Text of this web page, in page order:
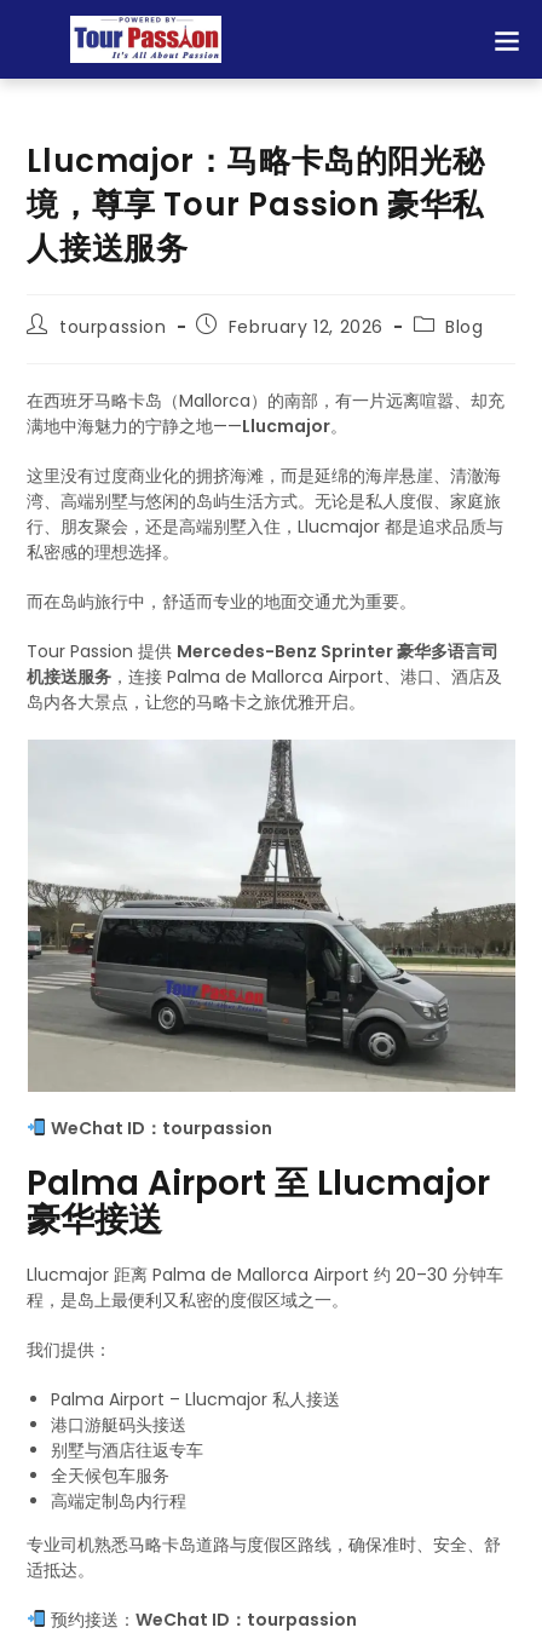
Llucmajor：马略卡岛的阳光秘
境，尊享 Tour Passion 豪华私
人接送服务
tourpassion February 12, 2026 Blog
在西班牙马略卡岛（Mallorca）的南部，有一片远离喧嚣、却充
满地中海魅力的宁静之地——Llucmajor。
这里没有过度商业化的拥挤海滩，而是延绵的海岸悬崖、清澈海
湾、高端别墅与悠闲的岛屿生活方式。无论是私人度假、家庭旅
行、朋友聚会，还是高端别墅入住，Llucmajor 都是追求品质与
私密感的理想选择。
而在岛屿旅行中，舒适而专业的地面交通尤为重要。
Tour Passion 提供 Mercedes-Benz Sprinter 豪华多语言司
机接送服务 ，连接 Palma de Mallorca Airport、港口、酒店及
岛内各大景点，让您的马略卡之旅优雅开启。
WeChat ID：tourpassion
Palma Airport 至 Llucmajor
豪华接送
Llucmajor 距离 Palma de Mallorca Airport 约 20–30 分钟车
程，是岛上最便利又私密的度假区域之一。
我们提供：
Palma Airport – Llucmajor 私人接送
港口游艇码头接送
别墅与酒店往返专车
全天候包车服务
高端定制岛内行程
专业司机熟悉马略卡岛道路与度假区路线，确保准时、安全、舒
适抵达。
预约接送：WeChat ID：tourpassion